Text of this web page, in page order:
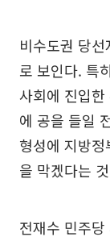
비수도권 당선
로 보인다. 특
사회에 진입
에 공을 들일
형성에 지방
을 막겠다는
전재수 민주